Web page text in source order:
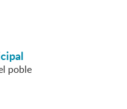
poble